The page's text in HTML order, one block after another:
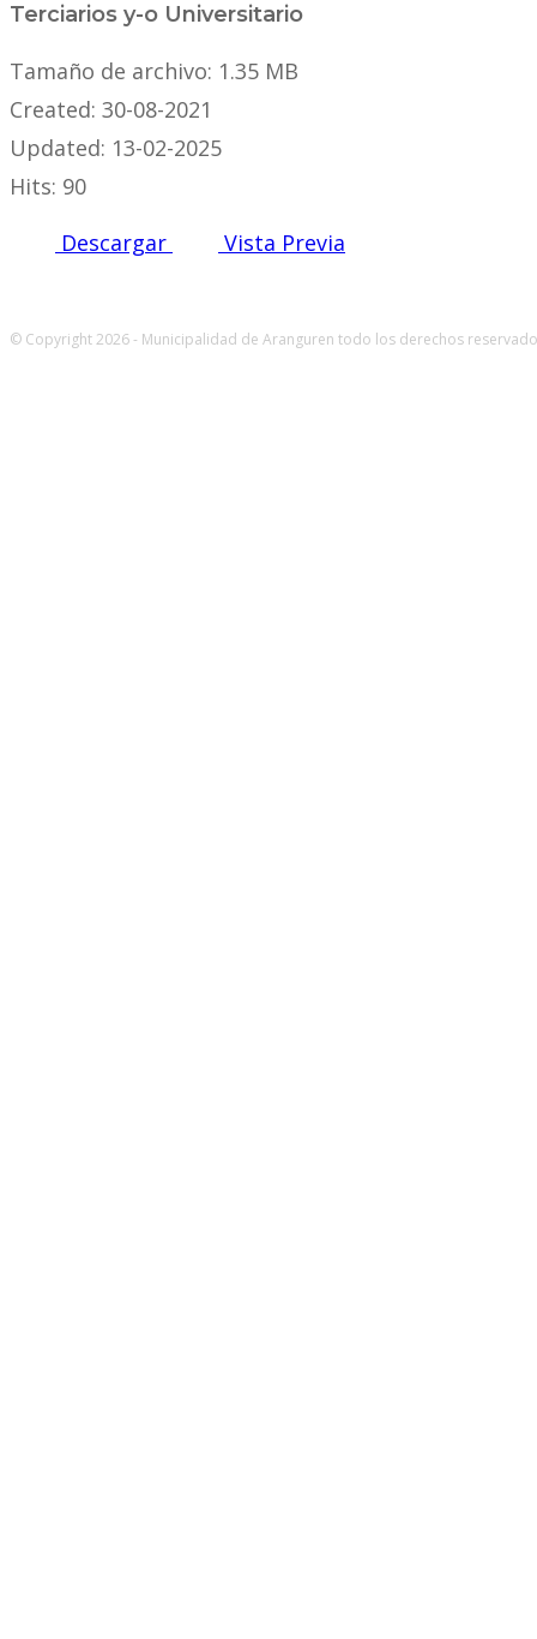
Terciarios y-o Universitario
Tamaño de archivo: 1.35 MB
Created: 30-08-2021
Updated: 13-02-2025
Hits: 90
Descargar
Vista Previa
© Copyright 2026 - Municipalidad de Aranguren todo los derechos